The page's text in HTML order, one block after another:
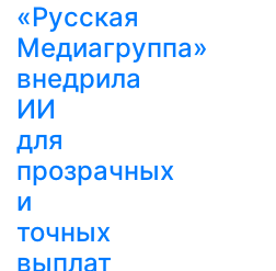
«Русская
Медиагруппа»
внедрила
ИИ
для
прозрачных
и
точных
выплат